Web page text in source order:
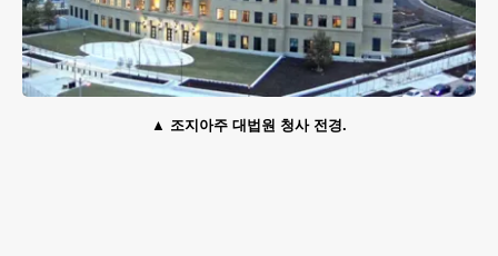
조지아주 대법원 청사 전경.